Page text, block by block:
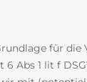
für
6 Abs 1 lit f